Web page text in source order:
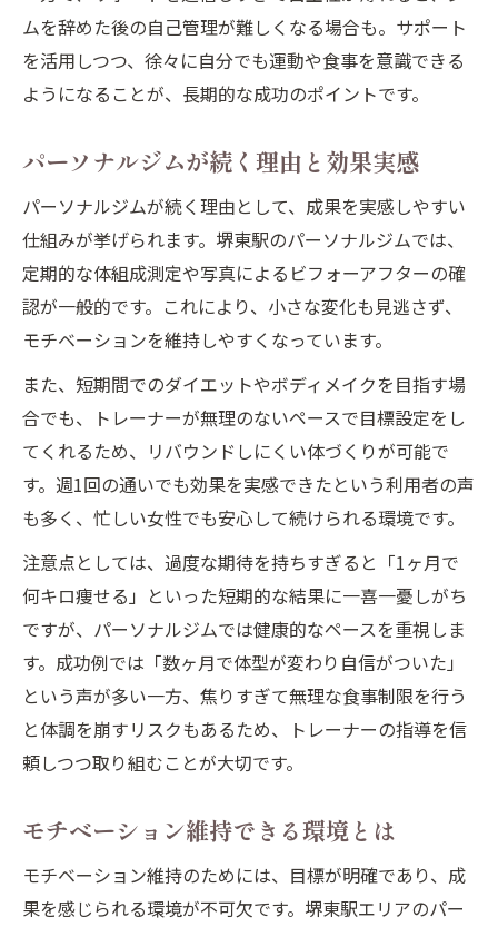
ムを辞めた後の自己管理が難しくなる場合も。サポート
を活用しつつ、徐々に自分でも運動や食事を意識できる
ようになることが、長期的な成功のポイントです。
パーソナルジムが続く理由と効果実感
パーソナルジムが続く理由として、成果を実感しやすい
仕組みが挙げられます。堺東駅のパーソナルジムでは、
定期的な体組成測定や写真によるビフォーアフターの確
認が一般的です。これにより、小さな変化も見逃さず、
モチベーションを維持しやすくなっています。
また、短期間でのダイエットやボディメイクを目指す場
合でも、トレーナーが無理のないペースで目標設定をし
てくれるため、リバウンドしにくい体づくりが可能で
す。週1回の通いでも効果を実感できたという利用者の声
も多く、忙しい女性でも安心して続けられる環境です。
注意点としては、過度な期待を持ちすぎると「1ヶ月で
何キロ痩せる」といった短期的な結果に一喜一憂しがち
ですが、パーソナルジムでは健康的なペースを重視しま
す。成功例では「数ヶ月で体型が変わり自信がついた」
という声が多い一方、焦りすぎて無理な食事制限を行う
と体調を崩すリスクもあるため、トレーナーの指導を信
頼しつつ取り組むことが大切です。
モチベーション維持できる環境とは
モチベーション維持のためには、目標が明確であり、成
果を感じられる環境が不可欠です。堺東駅エリアのパー